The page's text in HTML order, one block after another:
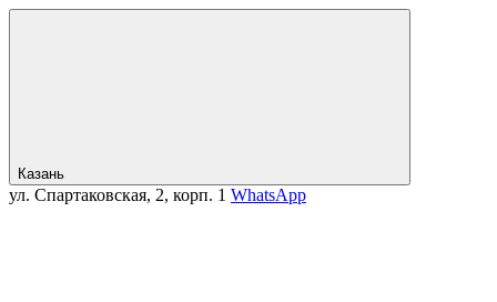
Казань
ул. Спартаковская, 2, корп. 1 WhatsApp